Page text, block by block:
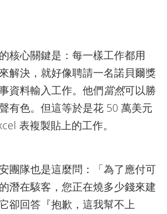
核心關鍵是：每一樣工作都用
解決，就好像聘請一名諾貝爾獎
資料輸入工作。他們當然可以勝
有色。但這等於是花 50 萬美元
表複製貼上的工作。
團隊也是這麼問：「為了應付可
潛在駭客，您正在燒多少錢來建
卻回答『抱歉，這我幫不上